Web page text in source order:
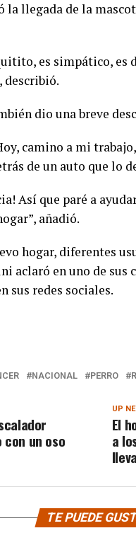
llegada de la
es simpático, es
describió.
dio una breve
camino a mi
de un auto que lo
Así que paré a
añadió.
hogar, diferentes
aclaró en uno de
sus redes sociales.
NACIONAL PERRO
UP
El
a
un oso
TE PUEDE